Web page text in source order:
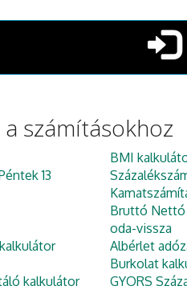
számításokhoz
BMI
13
Bruttó Nettó
oda-vissza
Albérlet
Burkolat
kalkulátor
GYORS